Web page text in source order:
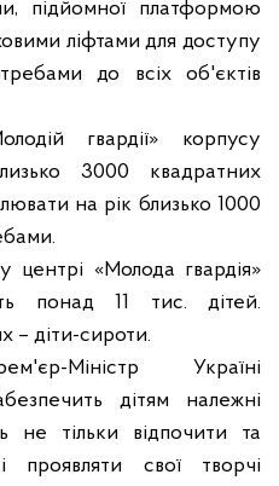
підйомної платформою
ліфтами для доступу
до всіх об'єктів
гвардії» корпусу
3000 квадратних
на рік близько 1000
центрі «Молода гвардія»
понад 11 тис. дітей.
– діти-сироти.
Міністр Україні
дітям належні
не тільки відпочити та
проявляти свої творчі